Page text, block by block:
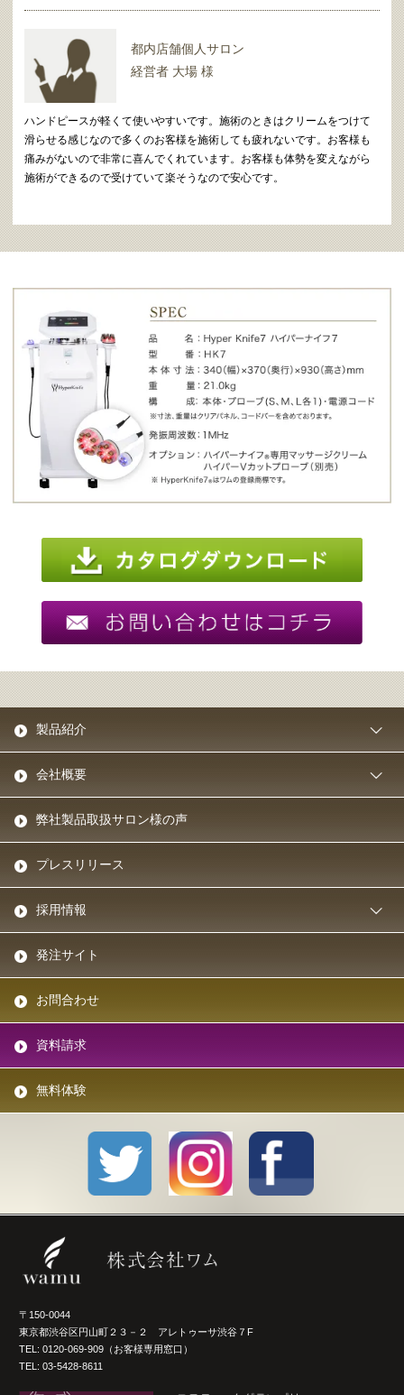
都内店舗個人サロン
経営者 大場 様
ハンドピースが軽くて使いやすいです。施術のときはクリームをつけて
滑らせる感じなので多くのお客様を施術しても疲れないです。お客様も
痛みがないので非常に喜んでくれています。お客様も体勢を変えながら
施術ができるので受けていて楽そうなので安心です。
製品紹介
会社概要
弊社製品取扱サロン様の声
プレスリリース
採用情報
発注サイト
お問合わせ
資料請求
無料体験
〒150-0044
東京都渋谷区円山町２３－２ アレトゥーサ渋谷７F
TEL: 0120-069-909（お客様専用窓口）
TEL: 03-5428-8611